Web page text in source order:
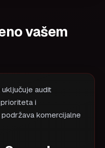
vašem
audit
i
komercijalne